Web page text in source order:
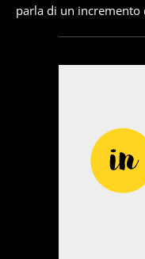
parla di un incremento